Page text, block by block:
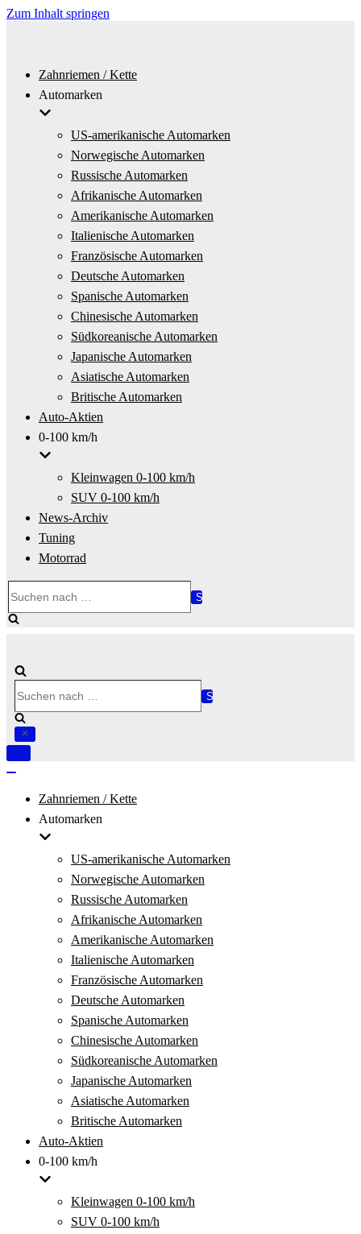
Zum Inhalt springen
Zahnriemen / Kette
Automarken
US-amerikanische Automarken
Norwegische Automarken
Russische Automarken
Afrikanische Automarken
Amerikanische Automarken
Italienische Automarken
Französische Automarken
Deutsche Automarken
Spanische Automarken
Chinesische Automarken
Südkoreanische Automarken
Japanische Automarken
Asiatische Automarken
Britische Automarken
Auto-Aktien
0-100 km/h
Kleinwagen 0-100 km/h
SUV 0-100 km/h
News-Archiv
Tuning
Motorrad
nach …
nach …
Navigation
Zahnriemen / Kette
Automarken
US-amerikanische Automarken
Norwegische Automarken
Russische Automarken
Afrikanische Automarken
Amerikanische Automarken
Italienische Automarken
Französische Automarken
Deutsche Automarken
Spanische Automarken
Chinesische Automarken
Südkoreanische Automarken
Japanische Automarken
Asiatische Automarken
Britische Automarken
Auto-Aktien
0-100 km/h
Kleinwagen 0-100 km/h
SUV 0-100 km/h